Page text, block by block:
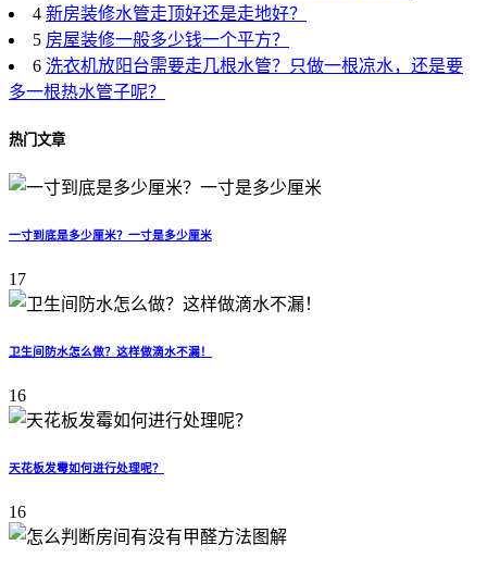
4 新房装修水管走顶好还是走地好？
5 房屋装修一般多少钱一个平方？
6 洗衣机放阳台需要走几根水管？只做一根凉水，还是要
多一根热水管子呢？
热门文章
一寸到底是多少厘米？一寸是多少厘米
17
卫生间防水怎么做？这样做滴水不漏！
16
天花板发霉如何进行处理呢？
16